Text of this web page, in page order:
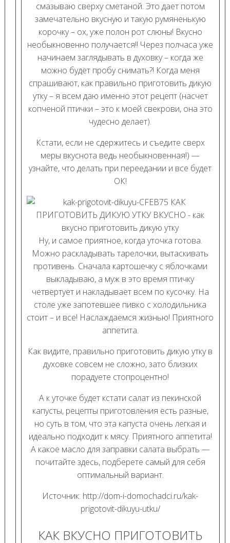
смазываю сверху сметаной. Это дает потом
замечательно вкусную и такую румяненькую
корочку – ох, уже полон рот слюны! Вкусно
необыкновенно получается!! Через полчаса уже
начинаем заглядывать в духовку – когда же
можно будет пробу снимать?! Когда меня
спрашивают, как правильно приготовить дикую
утку – я всем даю именно этот рецепт (насчет
копченой птички – это к моей свекрови, она это
чудесно делает).
Кстати, если не сдержитесь и съедите сверх
меры вкуснота ведь необыкновенная!) —
узнайте, что делать при переедании и все будет
ОК!
Ну, и самое приятное, когда уточка готова.
Можно раскладывать тарелочки, вытаскивать
противень. Сначала картошечку с яблочками
выкладываю, а муж в это время птичку
четвертует и накладывает всем по кусочку. На
столе уже запотевшее пивко с холодильника
стоит – и все! Наслаждаемся жизнью! Приятного
аппетита.
Как видите, правильно приготовить дикую утку в
духовке совсем не сложно, зато близких
порадуете стопроцентно!
А к уточке будет кстати салат из пекинской
капусты, рецепты приготовления есть разные,
но суть в том, что эта капуста очень легкая и
идеально подходит к мясу. Приятного аппетита!
А какое масло для заправки салата выбрать —
почитайте здесь, подберете самый для себя
оптимальный вариант.
Источник: http://dom-i-domochadci.ru/kak-
prigotovit-dikuyu-utku/
КАК ВКУСНО ПРИГОТОВИТЬ